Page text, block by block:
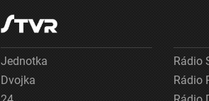
Jednotka
Dvojka
Rádio
Rádio